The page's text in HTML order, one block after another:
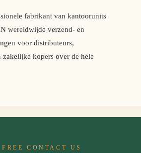
fabrikant van kantoorunits
wereldwijde verzend- en
voor distributeurs,
zakelijke kopers over de hele
CONTACT US